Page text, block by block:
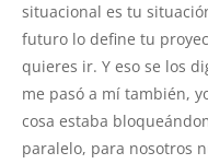
situacional es tu
futuro lo define tu
quieres ir. Y eso se los
me pasó a mí también,
cosa estaba
paralelo, para nosotros